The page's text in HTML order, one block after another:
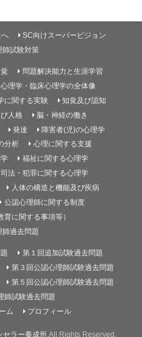
へ
SC向けスーパービジョン
師試験対策
問題解決能力と生涯学習
心理学・臨床心理学の全体像
に関する実験
知覚及び認知
人格
脳・神経の働き
発達
障害者(児)の心理学
分析
心理に関する支援
福祉に関する心理学
司法・犯罪に関する心理学
人体の構造と機能及び疾病
公認心理師に関する制度
育に関する事項等）
師過去問題
第１回追加試験過去問題
第３回公認心理師試験過去問題
第５回公認心理師試験過去問題
師試験過去問題
ム
プロフィール
セラー養成所.All Rights Reserved.